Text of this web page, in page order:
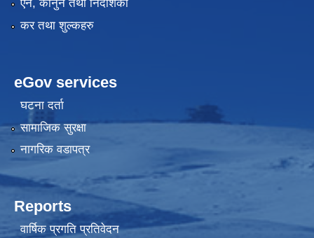
एन, कानुन तथा निर्देशिका
कर तथा शुल्कहरु
eGov services
घटना दर्ता
सामाजिक सुरक्षा
नागरिक वडापत्र
Reports
वार्षिक प्रगति प्रतिवेदन